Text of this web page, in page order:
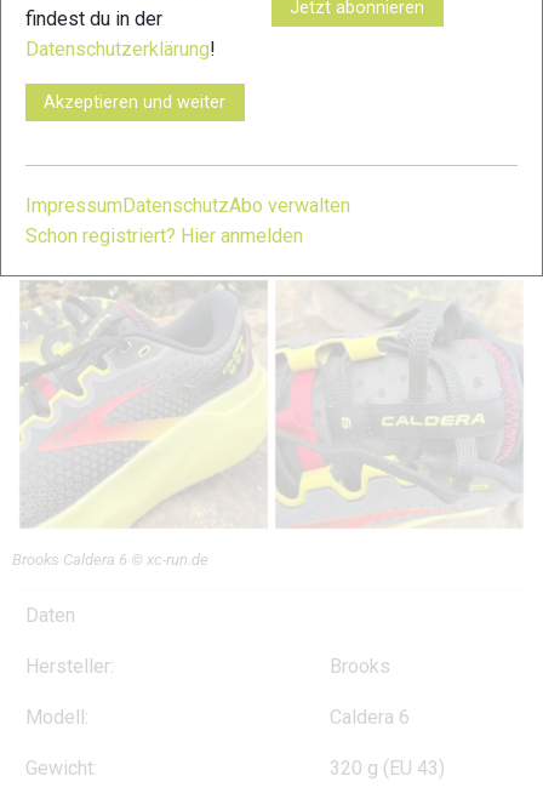
Brooks Caldera 6 © xc-run.de
Daten
Hersteller: Brooks
Modell: Caldera 6
Gewicht: 320 g (EU 43)
findest du in der
Datenschutzerklärung!
Akzeptieren und weiter
Jetzt abonnieren
ImpressumDatenschutzAbo verwalten
Schon registriert? Hier anmelden